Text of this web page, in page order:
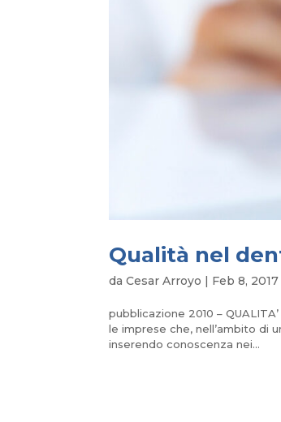
Qualità nel
daCesar Arroyo | Feb 8, 2017
pubblicazione 2010 –
le imprese che, nell’ambito di
inserendo conoscenza nei...